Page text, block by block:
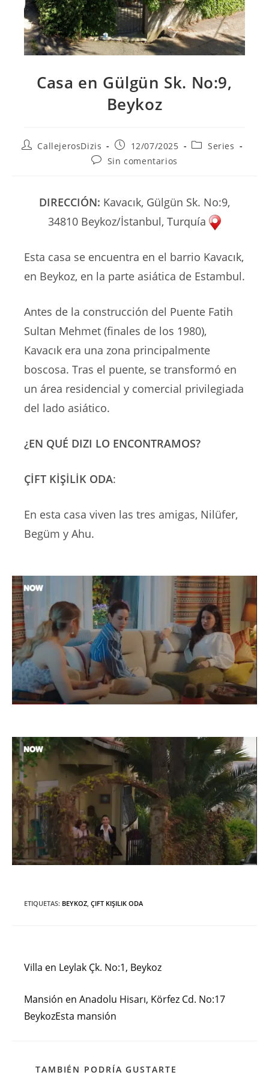
Casa en Gülgün Sk. No:9,
Beykoz
AutorCallejerosDizis
Publicación
la
12/07/2025
Categoría
Series
Comentarios
Sin comentarios
DIRECCIÓN: Kavacık, Gülgün Sk. No:9,
34810 Beykoz/İstanbul, Turquía
Esta casa se encuentra en el barrio Kavacık,
en Beykoz, en la parte asiática de Estambul.
Antes de la construcción del Puente Fatih
Sultan Mehmet (finales de los 1980),
Kavacık era una zona principalmente
boscosa. Tras el puente, se transformó en
un área residencial y comercial privilegiada
del lado asiático.
¿EN QUÉ DIZI LO ENCONTRAMOS?
ÇİFT KİŞİLİK ODA:
En esta casa viven las tres amigas, Nilüfer,
Begüm y Ahu.
ETIQUETAS: BEYKOZ, ÇIFT KIŞILIK ODA
más
artículos
Villa en Leylak Çk. No:1, Beykoz
Mansión en Anadolu Hisarı, Körfez Cd. No:17
BeykozEsta mansión
TAMBIÉN PODRÍA GUSTARTE